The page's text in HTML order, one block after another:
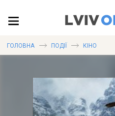
ГОЛОВНА ПОДІЇ КІНО